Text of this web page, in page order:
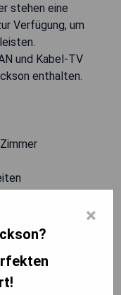
stehen eine
Verfügung, um
und Kabel-TV
enthalten.
×